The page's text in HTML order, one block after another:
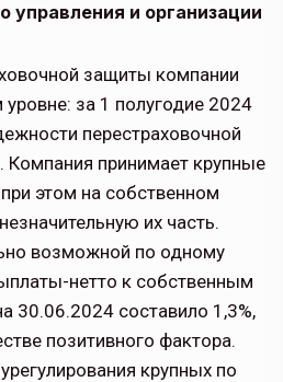
управления и организации
защиты компании
за 1 полугодие 2024
перестраховочной
Компания принимает крупные
этом на собственном
их часть.
возможной по одному
нетто к собственным
30.06.2024 составило 1,3%,
позитивного фактора.
крупных по